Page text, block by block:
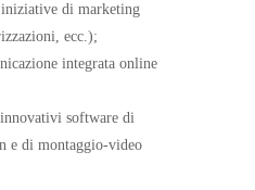
di marketing
ecc.);
integrata online
software di
e di montaggio-video